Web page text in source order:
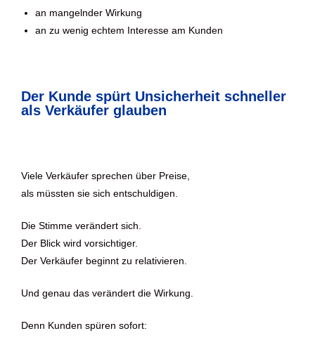
an mangelnder Wirkung
an zu wenig echtem Interesse am Kunden
Der Kunde spürt Unsicherheit schneller
als Verkäufer glauben
Viele Verkäufer sprechen über Preise,
als müssten sie sich entschuldigen.
Die Stimme verändert sich.
Der Blick wird vorsichtiger.
Der Verkäufer beginnt zu relativieren.
Und genau das verändert die Wirkung.
Denn Kunden spüren sofort: